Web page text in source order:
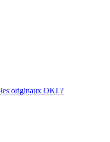
originaux OKI ?